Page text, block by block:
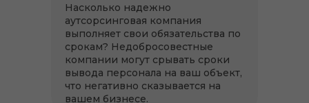
Насколько надежно
аутсорсинговая компания
выполняет свои обязательства по
срокам? Недобросовестные
компании могут срывать сроки
вывода персонала на ваш объект,
что негативно сказывается на
вашем бизнесе.